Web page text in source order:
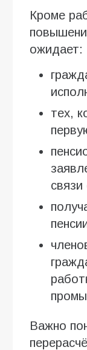
Кроме
ожидает:
тех,
Важно